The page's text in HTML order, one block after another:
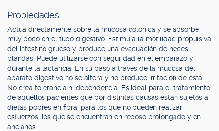
Propiedades.
Actúa directamente sobre la mucosa colónica y se absorbe
muy poco en el tubo digestivo. Estimula la motilidad propulsiva
del intestino grueso y produce una evacuación de heces
blandas. Puede utilizarse con seguridad en el embarazo y
durante la lactancia. En su paso a través de la mucosa del
aparato digestivo no se altera y no produce irritación de ésta.
No crea tolerancia ni dependencia. Es ideal para el tratamiento
de aquellos pacientes que por distintas causas están sujetos a
dietas pobres en fibra, para los que no pueden realizar
esfuerzos, los que se encuentran en reposo prolongado y en
ancianos.